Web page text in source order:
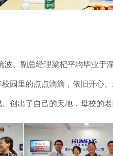
波、副总经理梁杞平均毕业于
园里的点点滴滴，依旧开心
创出了自己的天地，母校的